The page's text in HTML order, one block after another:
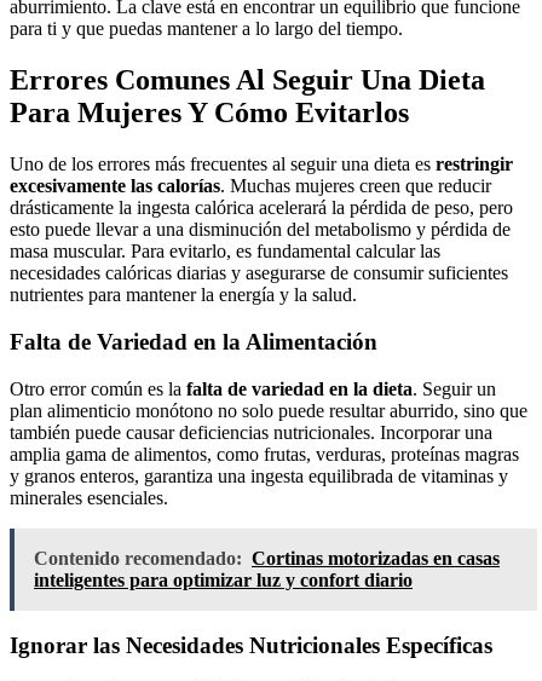
aburrimiento. La clave está en encontrar un equilibrio que funcione
para ti y que puedas mantener a lo largo del tiempo.
Errores Comunes Al Seguir Una Dieta
Para Mujeres Y Cómo Evitarlos
Uno de los errores más frecuentes al seguir una dieta es restringir
excesivamente las calorías. Muchas mujeres creen que reducir
drásticamente la ingesta calórica acelerará la pérdida de peso, pero
esto puede llevar a una disminución del metabolismo y pérdida de
masa muscular. Para evitarlo, es fundamental calcular las
necesidades calóricas diarias y asegurarse de consumir suficientes
nutrientes para mantener la energía y la salud.
Falta de Variedad en la Alimentación
Otro error común es la falta de variedad en la dieta. Seguir un
plan alimenticio monótono no solo puede resultar aburrido, sino que
también puede causar deficiencias nutricionales. Incorporar una
amplia gama de alimentos, como frutas, verduras, proteínas magras
y granos enteros, garantiza una ingesta equilibrada de vitaminas y
minerales esenciales.
Contenido recomendado: Cortinas motorizadas en casas
inteligentes para optimizar luz y confort diario
Ignorar las Necesidades Nutricionales Específicas